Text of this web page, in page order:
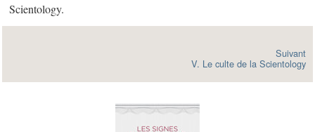
Scientology.
Suivant
V. Le culte de la Scientology